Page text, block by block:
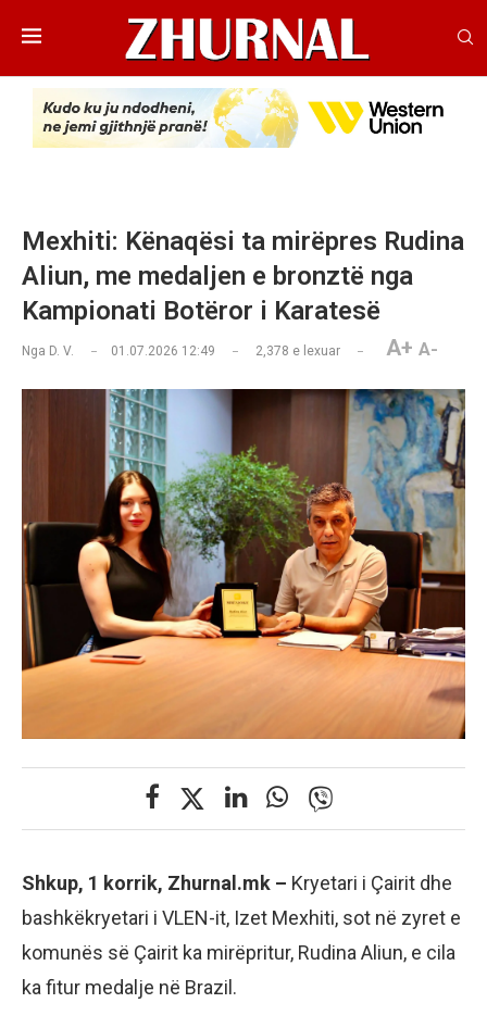
Mexhiti: Kënaqësi ta mirëpres Rudina
Aliun, me medaljen e bronztë nga
Kampionati Botëror i Karatesë
Nga D. V. 01.07.2026 12:49 2,378 e lexuar A+ A-
Shkup, 1 korrik, Zhurnal.mk – Kryetari i Çairit dhe
bashkëkryetari i VLEN-it, Izet Mexhiti, sot në zyret e
komunës së Çairit ka mirëpritur, Rudina Aliun, e cila
ka fitur medalje në Brazil.